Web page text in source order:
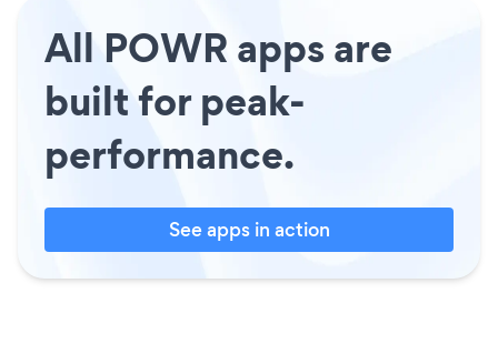
All POWR apps are
built for peak-
performance.
See apps in action